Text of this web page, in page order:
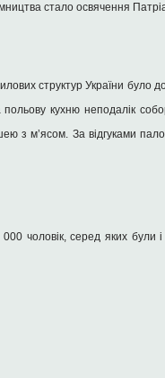
стало освячення
структур України було
кухню неподалік
м’ясом. За відгуками
чоловік, серед яких були